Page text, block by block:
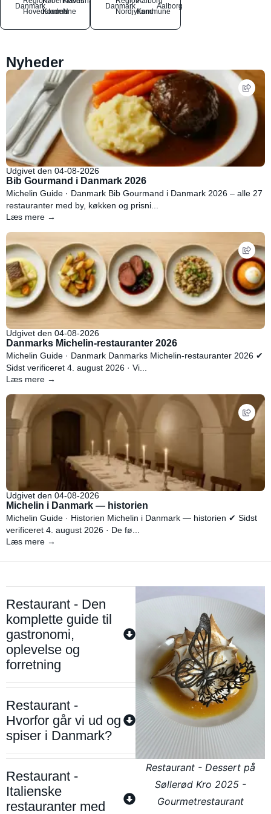
Danmark
Hovedstaden
Kommune
N
Danmark
NordjyllandKommune
Aalborg
Nyheder
Udgivet den 04-08-2026
Bib Gourmand i Danmark 2026
Michelin Guide · Danmark Bib Gourmand i Danmark 2026 – alle 27
restauranter med by, køkken og prisni...
Læs mere →
Udgivet den 04-08-2026
Danmarks Michelin-restauranter 2026
Michelin Guide · Danmark Danmarks Michelin-restauranter 2026 ✔
Sidst verificeret 4. august 2026 · Vi...
Læs mere →
Udgivet den 04-08-2026
Michelin i Danmark — historien
Michelin Guide · Historien Michelin i Danmark — historien ✔ Sidst
verificeret 4. august 2026 · De fø...
Læs mere →
Restaurant - Den
komplette guide til
gastronomi,
oplevelse og
forretning
Restaurant -
Hvorfor går vi ud og
spiser i Danmark?
Restaurant -
Italienske
restauranter med
Restaurant - Dessert på
Søllerød Kro 2025 -
Gourmetrestaurant